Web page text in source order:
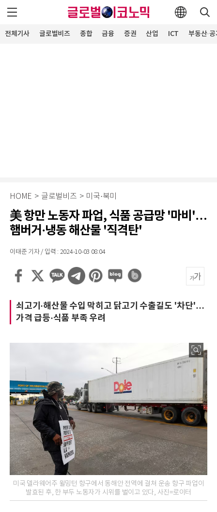
전체기사 글로벌비즈 종합 금융 증권 산업 ICT 부동산·
HOME > 글로벌비즈 > 미국·북미
美 항만 노동자 파업, 식품 공급망 '마비'…
햄버거·냉동 해산물 '직격탄'
이태준 기자 / 입력 : 2024-10-03 08:04
쇠고기·해산물 수입 막히고 닭고기 수출길도 '차단'…
가격 급등·식품 부족 우려
미국 델라웨어주 윌밍턴 항구에서 동해안 전역에 걸쳐 운송 항구 파업이
발효된 후, 한 부두 노동자가 시위를 벌이고 있다, 사진=로이터